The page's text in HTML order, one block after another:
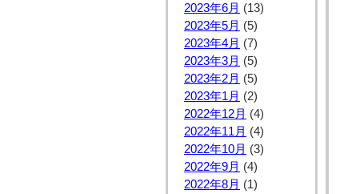
2023年6月 (13)
2023年5月 (5)
2023年4月 (7)
2023年3月 (5)
2023年2月 (5)
2023年1月 (2)
2022年12月 (4)
2022年11月 (4)
2022年10月 (3)
2022年9月 (4)
2022年8月 (1)